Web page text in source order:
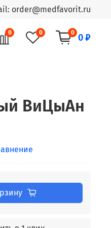
order@medfavorit.ru
0 0 0 0 ₽
ВиЦыАн